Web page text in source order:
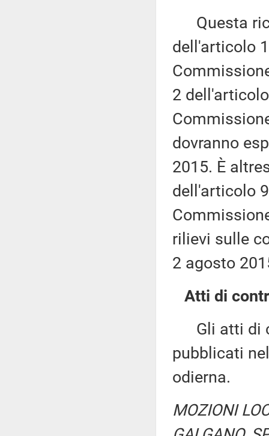
Questa
dell'articolo
2
dovranno
2015. È
dell'articolo
rilievi sulle
2 agosto
Atti di
Gli atti di
pubblicati
odierna.
MOZIONI